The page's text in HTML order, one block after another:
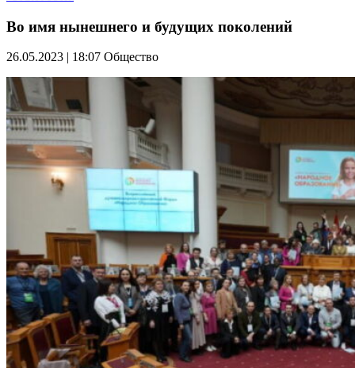
Во имя нынешнего и будущих поколений
26.05.2023 | 18:07 Общество